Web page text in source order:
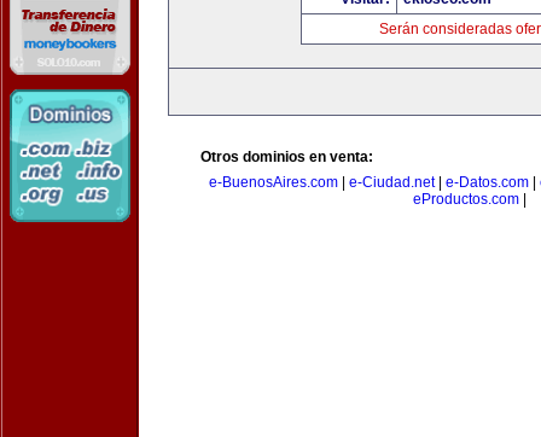
Serán consideradas
Otros dominios en venta:
e-BuenosAires.com| e-Ciudad.net| e-Datos.com|
eProductos.com